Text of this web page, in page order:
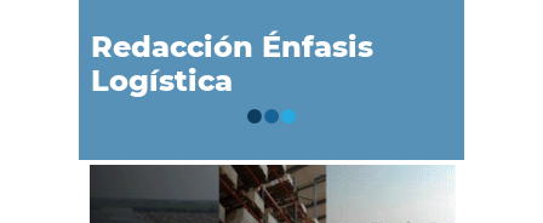
Redacción Énfasis
Logística